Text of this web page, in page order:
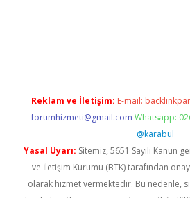
Reklam ve İletişim: E-mail:
forumhizmeti@gmail.com Whatsapp:
@karabul
Yasal Uyarı: Sitemiz, 5651 Sayılı Kanun
ve İletişim Kurumu (BTK) tarafından
olarak hizmet vermektedir. Bu nedenle,